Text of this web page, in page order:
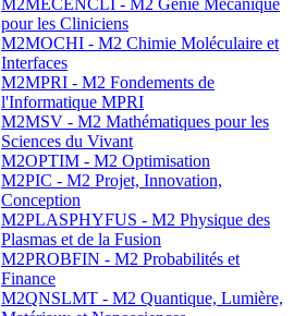
M2MECENCLI - M2 Génie Mécanique
pour les Cliniciens
M2MOCHI - M2 Chimie Moléculaire et
Interfaces
M2MPRI - M2 Fondements de
l'Informatique MPRI
M2MSV - M2 Mathématiques pour les
Sciences du Vivant
M2OPTIM - M2 Optimisation
M2PIC - M2 Projet, Innovation,
Conception
M2PLASPHYFUS - M2 Physique des
Plasmas et de la Fusion
M2PROBFIN - M2 Probabilités et
Finance
M2QNSLMT - M2 Quantique, Lumière,